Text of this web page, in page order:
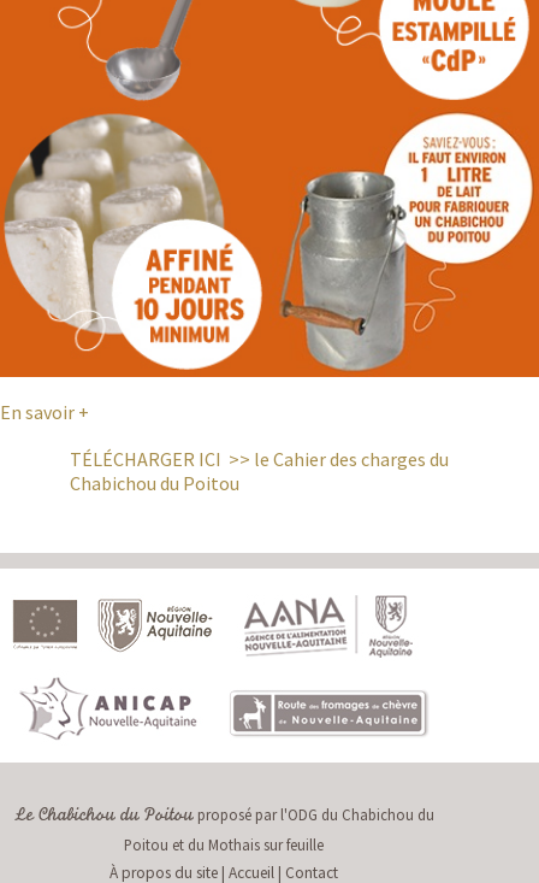
En savoir +
TÉLÉCHARGER ICI >> le Cahier des charges du
Chabichou du Poitou
Le Chabichou du Poitouproposé par l'ODG du Chabichou du
Poitou et du Mothais sur feuille
À propos du site |Accueil | Contact